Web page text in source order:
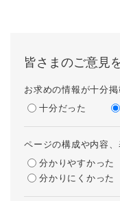
皆さまのご意見
お求めの情報が十分
十分だった
ページの構成や内容
分かりやすかった
分かりにくかった